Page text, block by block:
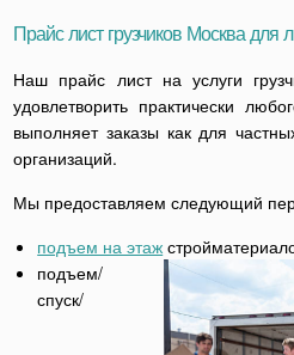
Прайс лист грузчиков Москва для
Наш прайс лист на услуги
удовлетворить практически
выполняет заказы как для
организаций.
Мы предоставляем следующий
подъем на этаж
подъем/
спуск/